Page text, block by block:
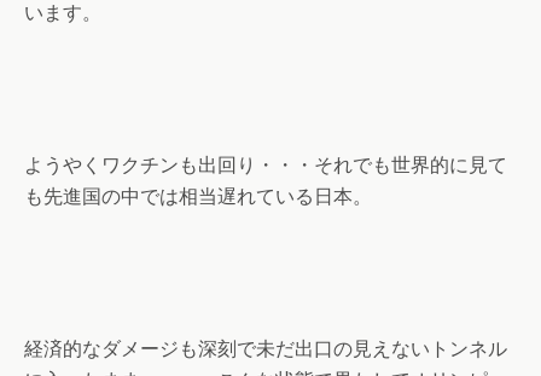
います。
ようやくワクチンも出回り・・・それでも世界的に見て
も先進国の中では相当遅れている日本。
経済的なダメージも深刻で未だ出口の見えないトンネル